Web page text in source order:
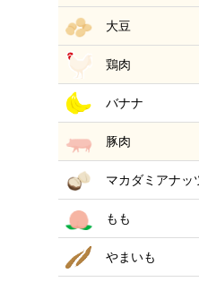
大豆
鶏肉
バナナ
豚肉
マカダミアナッ
もも
やまいも